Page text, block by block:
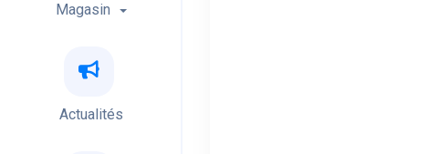
Magasin
Actualités